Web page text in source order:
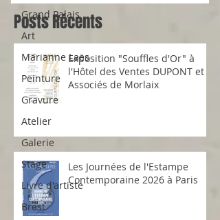
Grand Palais
Art
Marianne Laës
Peinture
Gravure
Atelier
Galerie
Stage
Livre d'artiste
Brest
Posts Récents
Exposition "Souffles d'Or" à
l'Hôtel des Ventes DUPONT et
Associés de Morlaix
Les Journées de l'Estampe
Contemporaine 2026 à Paris